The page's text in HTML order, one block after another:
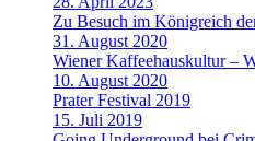
Zu Besuch im Königreich
31. August 2020
Wiener Kaffeehauskultur –
10. August 2020
Prater Festival 2019
15. Juli 2019